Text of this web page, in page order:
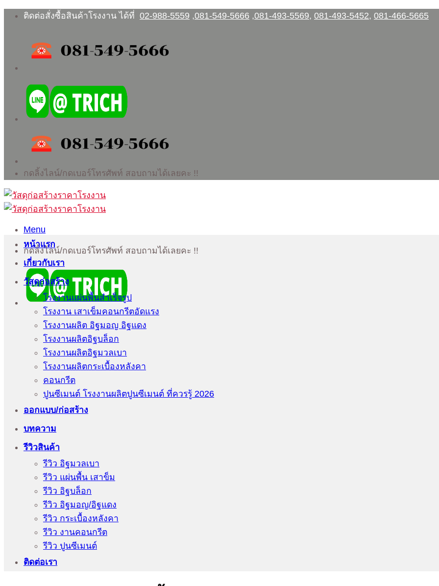
Skip
ติดต่อสั่งซื้อสินค้าโรงงาน ได้ที่ 02-988-5559 ,081-549-5666 ,081-493-5569, 081-493-5452, 081-466-5665
กดลิ้งไลน์/กดเบอร์โทรศัพท์ สอบถามได้เลยคะ !!
Menu
กดลิ้งไลน์/กดเบอร์โทรศัพท์ สอบถามได้เลยคะ !!
หน้าแรก
เกี่ยวกับเรา
วัสดุก่อสร้าง
โรงงานแผ่นพื้นสำเร็จรูป
โรงงาน เสาเข็มคอนกรีตอัดแรง
โรงงานผลิต อิฐมอญ อิฐแดง
โรงงานผลิตอิฐบล็อก
โรงงานผลิตอิฐมวลเบา
โรงงานผลิตกระเบื้องหลังคา
คอนกรีต
ปูนซีเมนต์ โรงงานผลิตปูนซีเมนต์ ที่ควรรู้ 2026
ออกแบบ/ก่อสร้าง
บทความ
รีวิวสินค้า
รีวิว อิฐมวลเบา
รีวิว แผ่นพื้น เสาข็ม
รีวิว อิฐบล็อก
รีวิว อิฐมอญ/อิฐแดง
รีวิว กระเบื้องหลังคา
รีวิว งานคอนกรีต
รีวิว ปูนซีเมนต์
ติดต่อเรา